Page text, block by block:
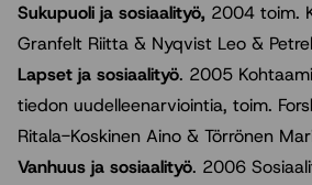
Sukupuoli ja sosiaalityö, 2004 toim.
Granfelt Riitta & Nyqvist Leo &
Lapset ja sosiaalityö. 2005
tiedon uudelleenarviointia, toim.
Ritala-Koskinen Aino & Törrönen
Vanhuus ja sosiaalityö. 2006